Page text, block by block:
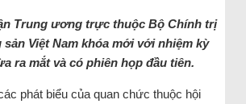
Trung ương trực thuộc Bộ Chính trị
Việt Nam khóa mới với nhiệm kỳ
ra mắt và có phiên họp đầu tiên.
phát biểu của quan chức thuộc hội